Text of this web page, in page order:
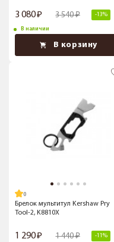
3 080 3 540 -13%
В наличии
В корзину
Брелок мультитул Kershaw Pry
Tool-2, K8810X
1 290 1 440 -11%